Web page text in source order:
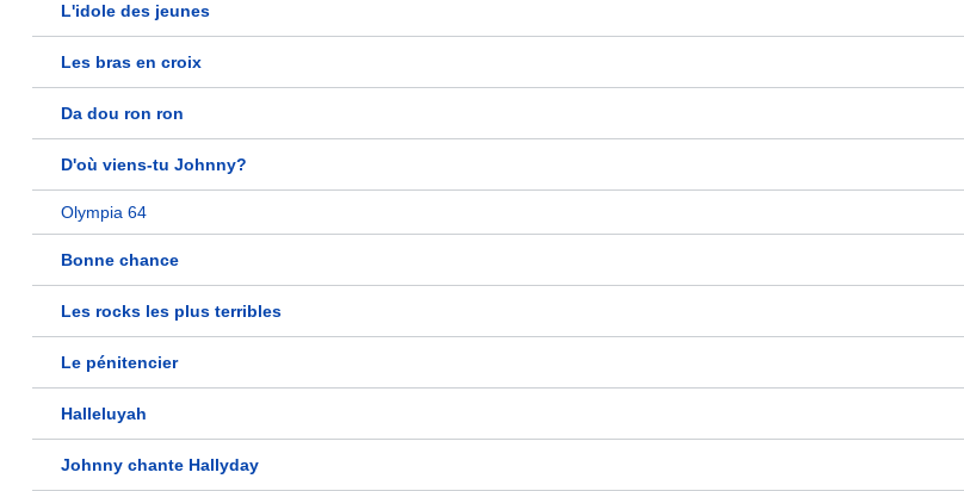
L'idole des jeunes
Les bras en croix
Da dou ron ron
D'où viens-tu Johnny?
Olympia 64
Bonne chance
Les rocks les plus terribles
Le pénitencier
Halleluyah
Johnny chante Hallyday